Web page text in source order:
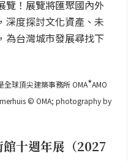
覽！展覽將匯聚國內外
深度探討文化資產、未
為台灣城市發展尋找下
全球頂尖建築事務所 OMA*AMO
© OMA; photography by
十週年展（2027